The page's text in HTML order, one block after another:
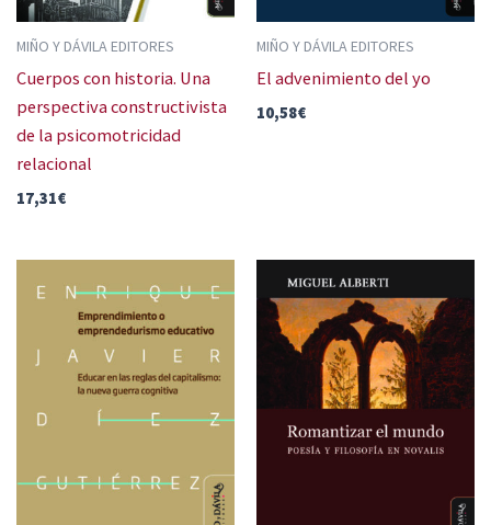
MIÑO Y DÁVILA EDITORES
Cuerpos con historia. Una
perspectiva constructivista
de la psicomotricidad
relacional
17,31€
MIÑO Y DÁVILA EDITORES
El advenimiento del yo
10,58€